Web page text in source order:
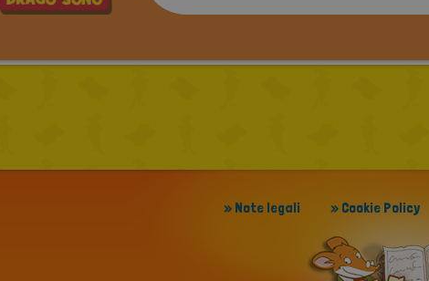
» Note legali » Cookie Policy